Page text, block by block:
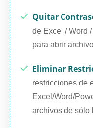
Quitar
de Excel / Word
para abrir
Eliminar
restricciones de
Excel/Word/
archivos de sólo